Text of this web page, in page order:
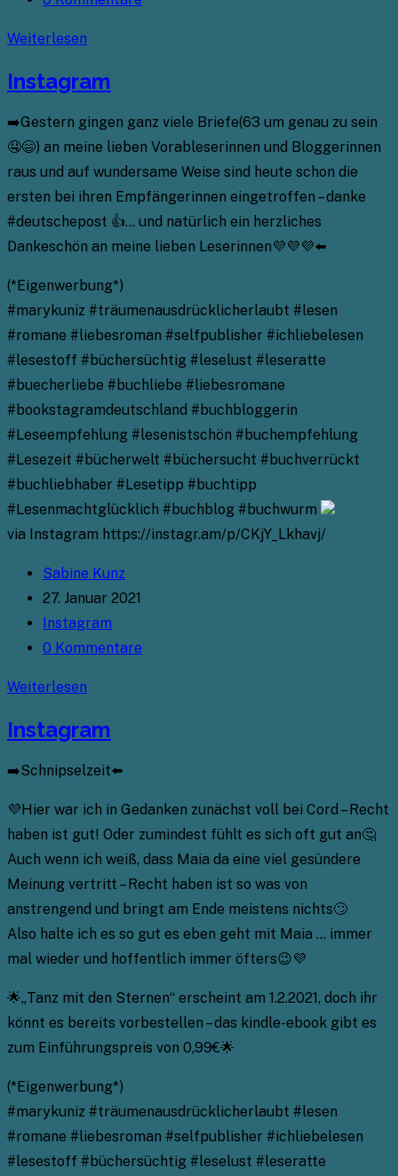
Weiterlesen
Instagram
➡️Gestern gingen ganz viele Briefe(63 um genau zu sein
🤤😄) an meine lieben Vorableserinnen und Bloggerinnen
raus und auf wundersame Weise sind heute schon die
ersten bei ihren Empfängerinnen eingetroffen – danke
#deutschepost 👍… und natürlich ein herzliches
Dankeschön an meine lieben Leserinnen💜💜💜⬅️
(*Eigenwerbung*)
#marykuniz #träumenausdrücklicherlaubt #lesen
#romane #liebesroman #selfpublisher #ichliebelesen
#lesestoff #büchersüchtig #leselust #leseratte
#buecherliebe #buchliebe #liebesromane
#bookstagramdeutschland #buchbloggerin
#Leseempfehlung #lesenistschön #buchempfehlung
#Lesezeit #bücherwelt #büchersucht #buchverrückt
#buchliebhaber #Lesetipp #buchtipp
#Lesenmachtglücklich #buchblog #buchwurm
via Instagram https://instagr.am/p/CKjY_Lkhavj/
Beitrags-
Autor:
Sabine Kunz
Beitrag
veröffentlicht:
27. Januar 2021
Beitrags-
Kategorie:
Instagram
Beitrags-
0 Kommentare
Weiterlesen
Instagram
➡️Schnipselzeit⬅️
💜Hier war ich in Gedanken zunächst voll bei Cord – Recht
haben ist gut! Oder zumindest fühlt es sich oft gut an🤔
Auch wenn ich weiß, dass Maia da eine viel gesündere
Meinung vertritt – Recht haben ist so was von
anstrengend und bringt am Ende meistens nichts🙄
Also halte ich es so gut es eben geht mit Maia … immer
mal wieder und hoffentlich immer öfters😉💜
🌟„Tanz mit den Sternen“ erscheint am 1.2.2021, doch ihr
könnt es bereits vorbestellen – das kindle-ebook gibt es
zum Einführungspreis von 0,99€🌟
(*Eigenwerbung*)
#marykuniz #träumenausdrücklicherlaubt #lesen
#romane #liebesroman #selfpublisher #ichliebelesen
#lesestoff #büchersüchtig #leselust #leseratte